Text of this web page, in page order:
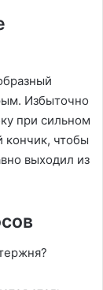
Избыточно
при сильном
кончик, чтобы
выходил из